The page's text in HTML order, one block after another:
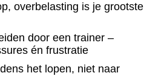
overbelasting is je grootste
door een trainer –
én frustratie
het lopen, niet naar